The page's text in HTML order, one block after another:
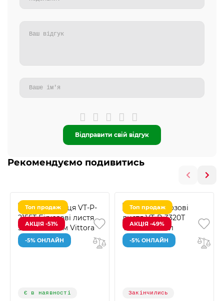
Відправити свій відгук
Рекомендуємо подивитись
Топ продаж
АКЦІЯ -51%
-5% ОНЛАЙН
Є в наявності
Топ продаж
АКЦІЯ -49%
-5% ОНЛАЙН
Закінчились